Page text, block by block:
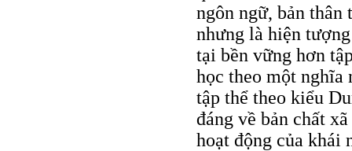
ngôn ngữ, bản thân
nhưng là hiện
tại bền vững hơn
học theo một nghĩa
tập thể theo kiểu
đáng về bản chất
hoạt động của khái